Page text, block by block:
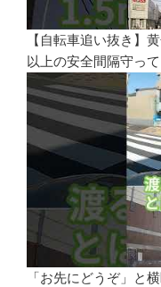
【自転車追い抜き】
以上の安全間隔守っ
「お先にどうぞ」と